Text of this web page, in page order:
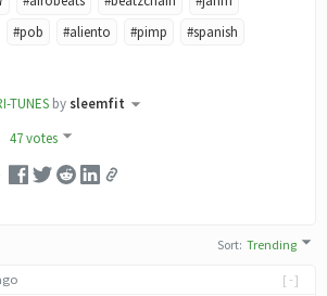
#pob #aliento #pimp
#spanish
TUNES by sleemfit
47 votes
Sort:Trending
[-]